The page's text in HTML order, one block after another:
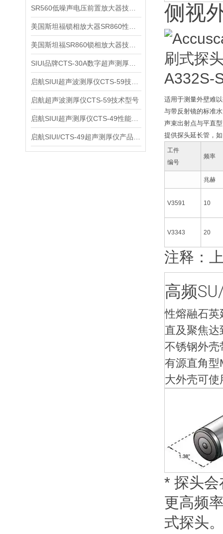
启航超声波测厚仪CTS-59技术型号
侧视
适用于测量外壁难
与带反射镜的标准
声束出射点与平直
提供探头延长管，
工件
编号
频率
兆赫
V3591 10
V3343 20
注释：
高频
性熔融石英
直及聚焦
不锈钢外壳
有源直角型
大外壳可
* 探头
更高频
式探头